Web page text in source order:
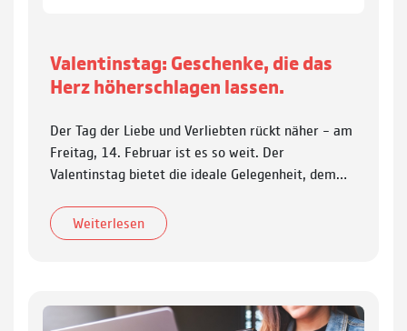
Valentinstag: Geschenke, die das
Herz höherschlagen lassen.
Der Tag der Liebe und Verliebten rückt näher – am
Freitag, 14. Februar ist es so weit. Der
Valentinstag bietet die ideale Gelegenheit, dem…
Weiterlesen